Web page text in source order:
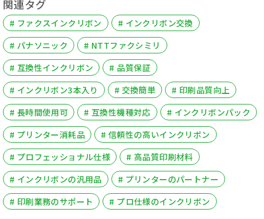
関連タグ
# ファクスインクリボン
# インクリボン交換
# パナソニック
# NTTファクシミリ
# 互換性インクリボン
# 品質保証
# インクリボン3本入り
# 交換簡単
# 印刷品質向上
# 長時間使用可
# 互換性機種対応
# インクリボンパック
# プリンター消耗品
# 信頼性の高いインクリボン
# プロフェッショナル仕様
# 高品質印刷材料
# インクリボンの汎用品
# プリンターのパートナー
# 印刷業務のサポート
# プロ仕様のインクリボン